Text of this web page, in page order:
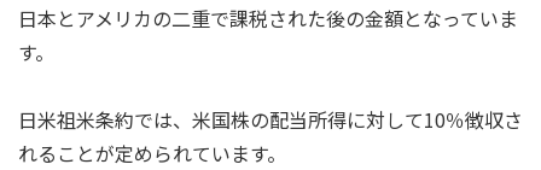
日本とアメリカの二重で課税された後の金額となっていま
す。
日米祖米条約では、米国株の配当所得に対して10％徴収さ
れることが定められています。